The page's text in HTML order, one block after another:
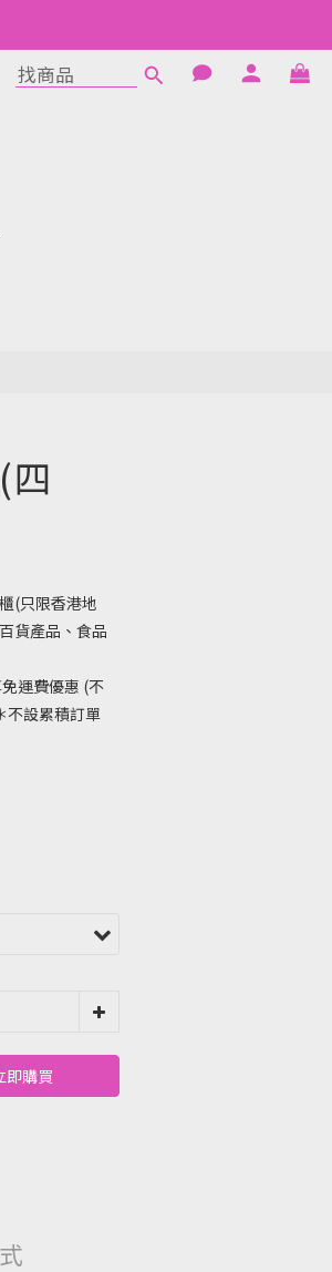
(只限香港地
貨產品、食品
運費優惠 (不
不設累積訂單
即購買
立即購買